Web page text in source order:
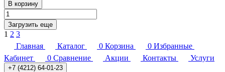
В корзину
Загрузить еще
1 2 3
Главная
Каталог 0 Корзина 0 Избранные
Кабинет
0 Сравнение Акции Контакты Услуги
+7 (4212) 64-01-23